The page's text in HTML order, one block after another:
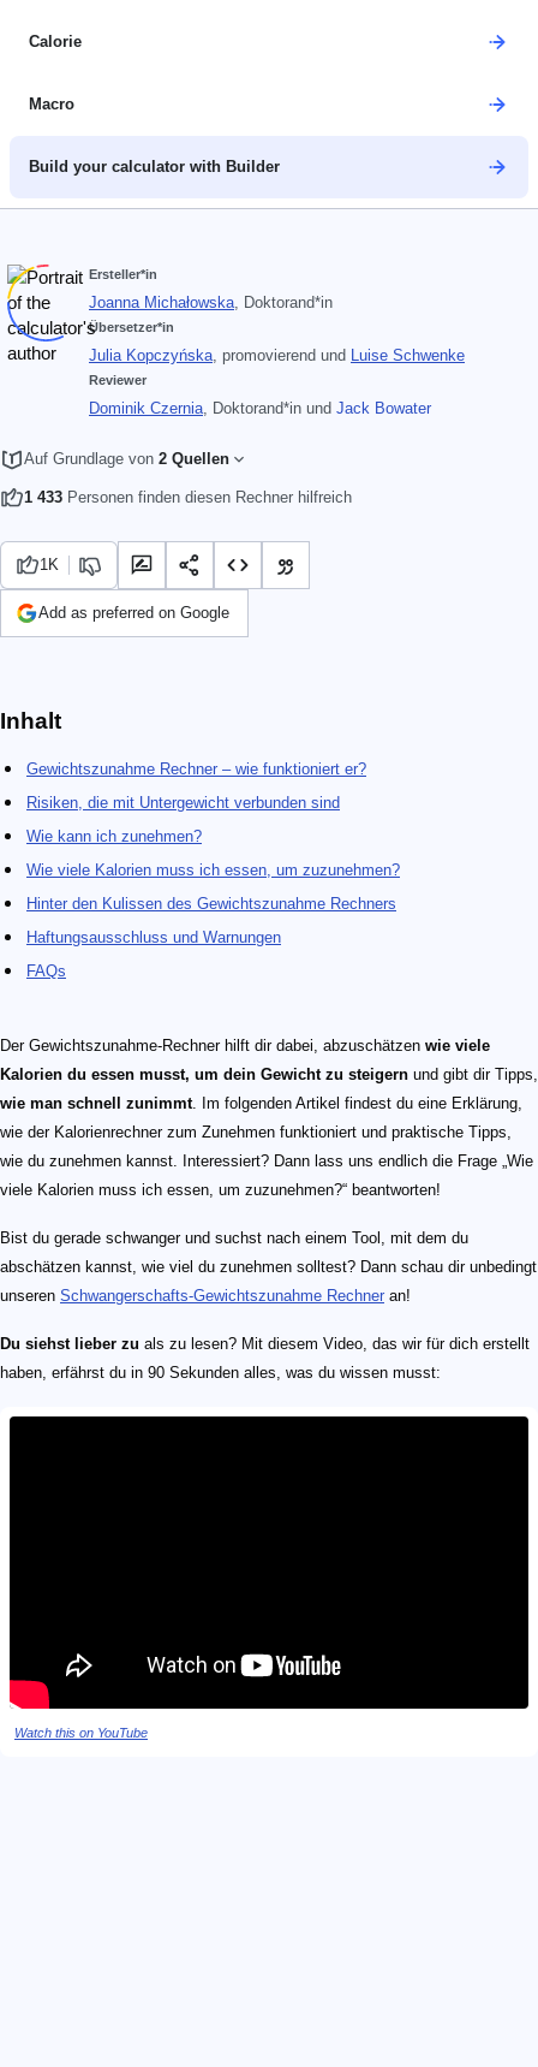
Calorie
Macro
Build your calculator with Builder
Ersteller*in
Joanna Michałowska, Doktorand*in
Übersetzer*in
Julia Kopczyńska, promovierend und Luise Schwenke
Reviewer
Dominik Czernia, Doktorand*in und Jack Bowater
Auf Grundlage von 2 Quellen
1 433 Personen finden diesen Rechner hilfreich
1K
Add as preferred on Google
Inhalt
Gewichtszunahme Rechner – wie funktioniert er?
Risiken, die mit Untergewicht verbunden sind
Wie kann ich zunehmen?
Wie viele Kalorien muss ich essen, um zuzunehmen​?
Hinter den Kulissen des Gewichtszunahme Rechners
Haftungsausschluss und Warnungen
FAQs
Der Gewichtszunahme-Rechner hilft dir dabei, abzuschätzen wie viele
Kalorien du essen musst, um dein Gewicht zu steigern und gibt dir Tipps,
wie man schnell zunimmt. Im folgenden Artikel findest du eine Erklärung,
wie der Kalorienrechner zum Zunehmen funktioniert und praktische Tipps,
wie du zunehmen kannst. Interessiert? Dann lass uns endlich die Frage „Wie
viele Kalorien muss ich essen, um zuzunehmen​?“ beantworten!
Bist du gerade schwanger und suchst nach einem Tool, mit dem du
abschätzen kannst, wie viel du zunehmen solltest? Dann schau dir unbedingt
unseren Schwangerschafts-Gewichtszunahme Rechner an!
Du siehst lieber zu als zu lesen? Mit diesem Video, das wir für dich erstellt
haben, erfährst du in 90 Sekunden alles, was du wissen musst:
Watch this on YouTube